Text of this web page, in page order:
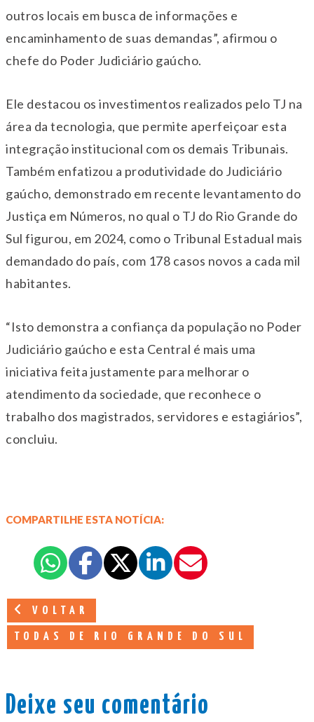
outros locais em busca de informações e
encaminhamento de suas demandas”, afirmou o
chefe do Poder Judiciário gaúcho.
Ele destacou os investimentos realizados pelo TJ na
área da tecnologia, que permite aperfeiçoar esta
integração institucional com os demais Tribunais.
Também enfatizou a produtividade do Judiciário
gaúcho, demonstrado em recente levantamento do
Justiça em Números, no qual o TJ do Rio Grande do
Sul figurou, em 2024, como o Tribunal Estadual mais
demandado do país, com 178 casos novos a cada mil
habitantes.
“Isto demonstra a confiança da população no Poder
Judiciário gaúcho e esta Central é mais uma
iniciativa feita justamente para melhorar o
atendimento da sociedade, que reconhece o
trabalho dos magistrados, servidores e estagiários”,
concluiu.
COMPARTILHE ESTA NOTÍCIA:
VOLTAR
TODAS DE RIO GRANDE DO SUL
Deixe seu comentário